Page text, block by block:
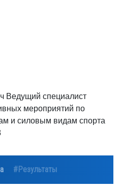
Ведущий специалист
мероприятий по
и силовым видам спорта
#Результаты